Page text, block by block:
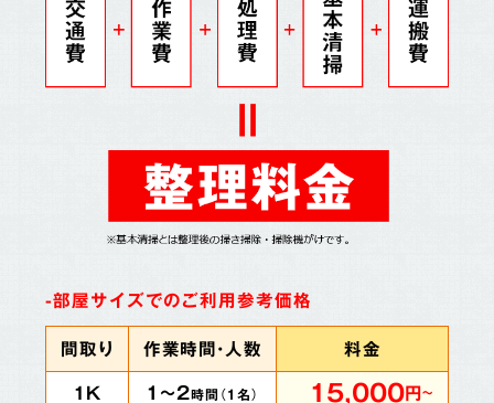
-部屋サイズでのご利用参考価格
間取り
作業時間・人数
料金
1K
1～2時間（1名） 15,000円～